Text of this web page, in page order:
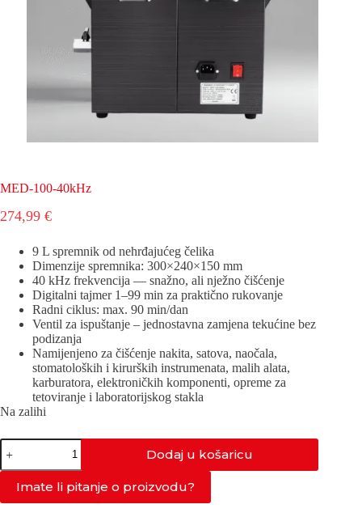
MED-100-40kHz
274,99 €
9 L spremnik od nehrđajućeg čelika
Dimenzije spremnika: 300×240×150 mm
40 kHz frekvencija — snažno, ali nježno čišćenje
Digitalni tajmer 1–99 min za praktično rukovanje
Radni ciklus: max. 90 min/dan
Ventil za ispuštanje – jednostavna zamjena tekućine bez
podizanja
Namijenjeno za čišćenje nakita, satova, naočala,
stomatoloških i kirurških instrumenata, malih alata,
karburatora, elektroničkih komponenti, opreme za
tetoviranje i laboratorijskog stakla
Na zalihi
MED-
100-
40kHz
količina
Dodaj u košaricu
Imate li pitanje o proizvodu?